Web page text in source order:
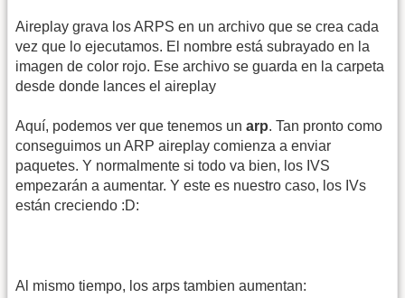
Aireplay grava los ARPS en un archivo que se crea cada
vez que lo ejecutamos. El nombre está subrayado en la
imagen de color rojo. Ese archivo se guarda en la carpeta
desde donde lances el aireplay
Aquí, podemos ver que tenemos un arp. Tan pronto como
conseguimos un ARP aireplay comienza a enviar
paquetes. Y normalmente si todo va bien, los IVS
empezarán a aumentar. Y este es nuestro caso, los IVs
están creciendo :D:
Al mismo tiempo, los arps tambien aumentan: